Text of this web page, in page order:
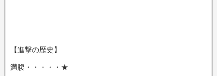
【進撃の歴史】
満腹・・・・・★